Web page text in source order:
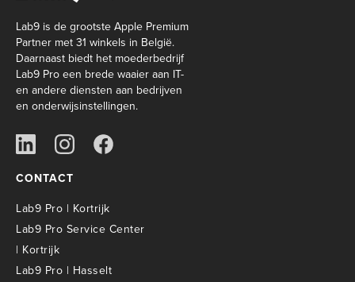
Lab9 is de grootste Apple Premium
Partner met 31 winkels in België.
Daarnaast biedt het moederbedrijf
Lab9 Pro een brede waaier aan IT-
en andere diensten aan bedrijven
en onderwijsinstellingen.
CONTACT
Lab9 Pro | Kortrijk
Lab9 Pro Service Center
| Kortrijk
Lab9 Pro | Hasselt